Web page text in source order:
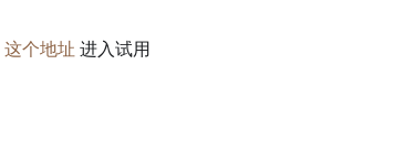
这个地址 进入试用